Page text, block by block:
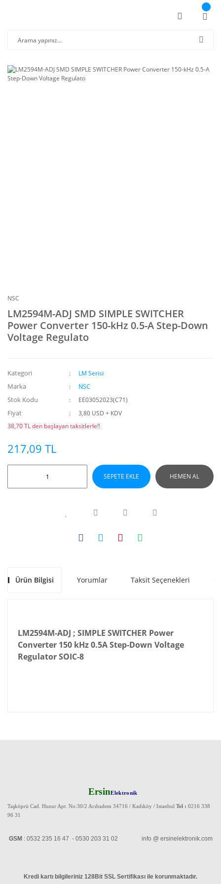
NSC
LM2594M-ADJ SMD SIMPLE SWITCHER
Power Converter 150-kHz 0.5-A Step-Down
Voltage Regulato
Kategori LM Serisi
Marka NSC
Stok Kodu EE03052023(C71)
Fiyat
3,80 USD + KDV
38,70 TL den başlayan taksitlerle!!
217,09 TL
SEPETE EKLE HEMEN AL
Ürün Bilgisi Yorumlar Taksit Seçenekleri
LM2594M-ADJ ; SIMPLE SWITCHER Power
Converter 150 kHz 0.5A Step-Down Voltage
Regulator SOIC-8
ErsinElektronik
Taşköprü Cad. Huzur Apt. No:30/2 Acıbadem 34716 / Kadıköy / Istanbul Tel : 0216 338
96 31
GSM : 0532 235 16 47 - 0530 203 31 02 info @ ersinelektronik.com
Kredi kartı bilgileriniz 128Bit SSL Sertifikası ile korunmaktadır.